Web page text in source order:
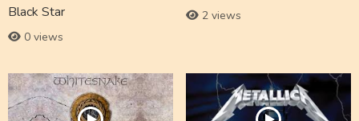
Black Star
0 views
2 views